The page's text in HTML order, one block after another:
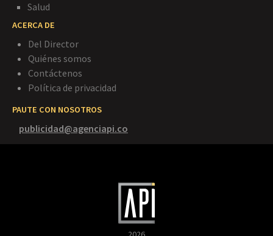
Salud
ACERCA DE
Del Director
Quiénes somos
Contáctenos
Política de privacidad
PAUTE CON NOSOTROS
publicidad@agenciapi.co